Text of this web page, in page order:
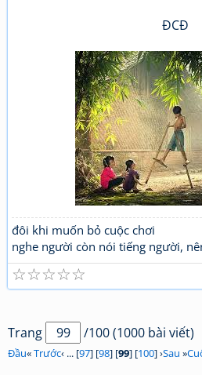
ĐCĐ
đôi khi muốn bỏ cuộc chơi
nghe người còn nói tiếng người,
☆
☆
☆
☆
☆
Trang /100 (1000 bài viết)
Đầu«Trước‹ ... [97] [98] [99] [100] ›Sau »